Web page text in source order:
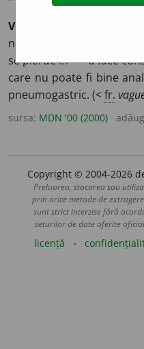
VAG, -Ă
nedefinit, nedeterminat;
se pierde în ~ = a face
care nu poate fi bine
pneumogastric. (<fr.
sursa: MDN '00 (2000)
Copyright © 2004-2026
Preluarea, stocarea sau
prin orice metode de
sunt strict interzise fără
seturilor de date oferite
licență